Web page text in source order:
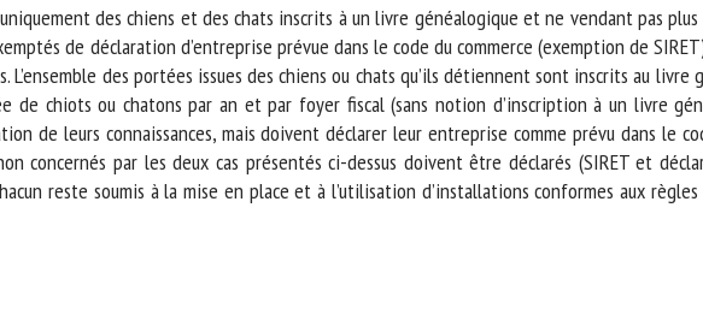
des chiens et des chats inscrits à un livre généalogique et ne vendant pas plus
de déclaration d’entreprise prévue dans le code du commerce (exemption de
des portées issues des chiens ou chats qu’ils détiennent sont inscrits au livre
de chiots ou chatons par an et par foyer fiscal (sans notion d’inscription à un livre
de leurs connaissances, mais doivent déclarer leur entreprise comme prévu dans le
concernés par les deux cas présentés ci-dessus doivent être déclarés (SIRET et
reste soumis à la mise en place et à l’utilisation d’installations conformes aux règles